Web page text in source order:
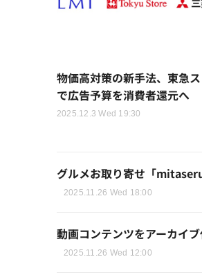
物価高対策の新手法、東急
で広告予算を消費者還元へ
2025.12.3 Wed 19:30
グルメお取り寄せ「
2025.11.26 Wed 18:00
動画コンテンツをアーカイ
2025.11.26 Wed 12:00